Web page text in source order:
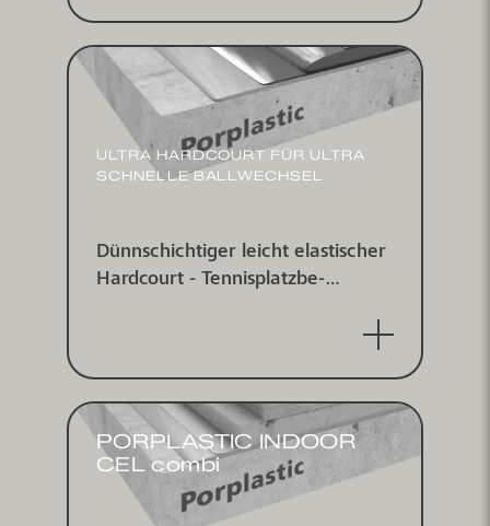
ULTRA HARDCOURT FÜR ULTRA
SCHNELLE BALL­WECHSEL
Dünnschichtiger leicht elastischer
Hardcourt - Tennis­platz­be­
PORPLASTIC INDOOR
CEL combi